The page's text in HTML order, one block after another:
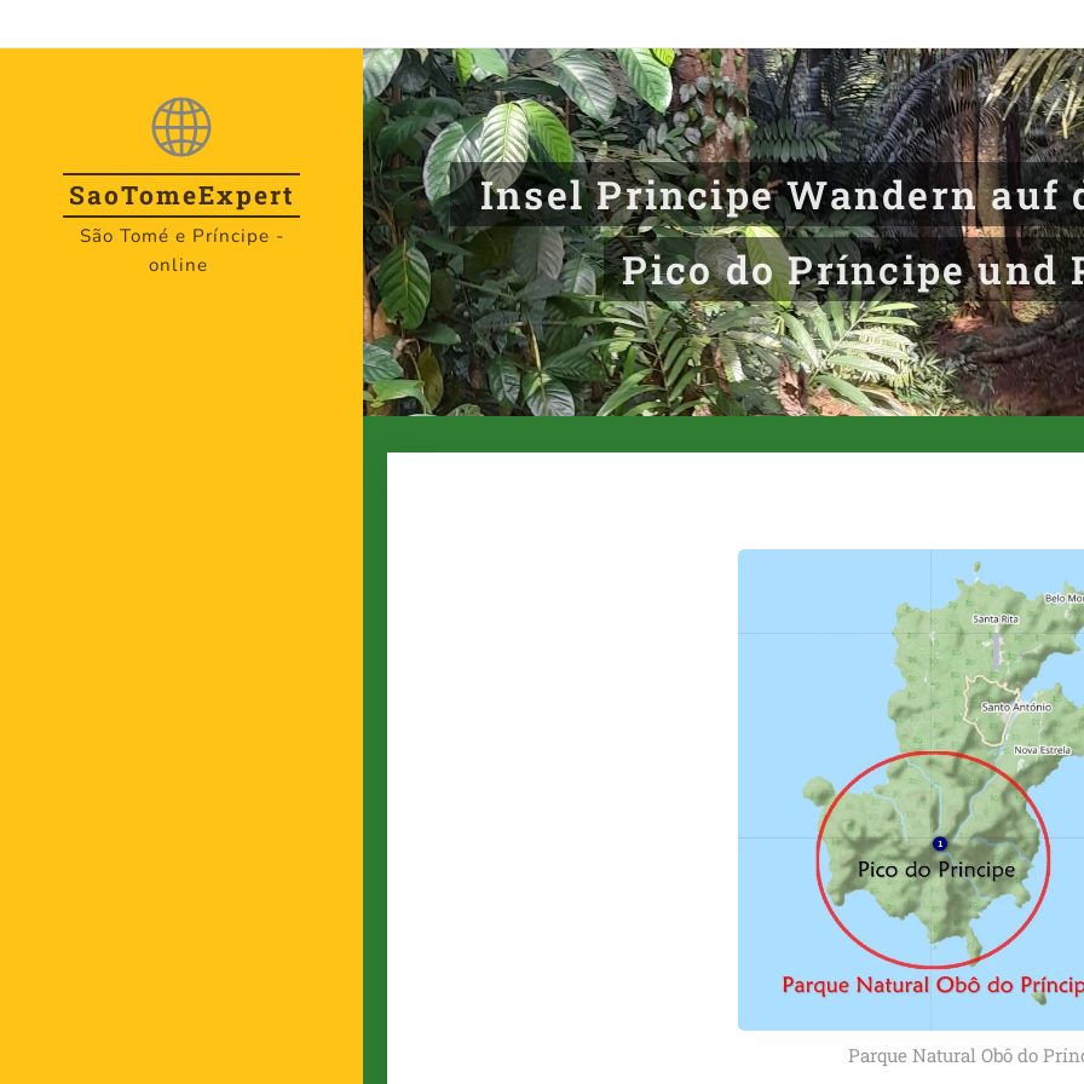
SaoTomeExpert
São Tomé e Príncipe -
online
Insel Principe Wandern auf
Pico do Príncipe und
Parque Natural Obô do